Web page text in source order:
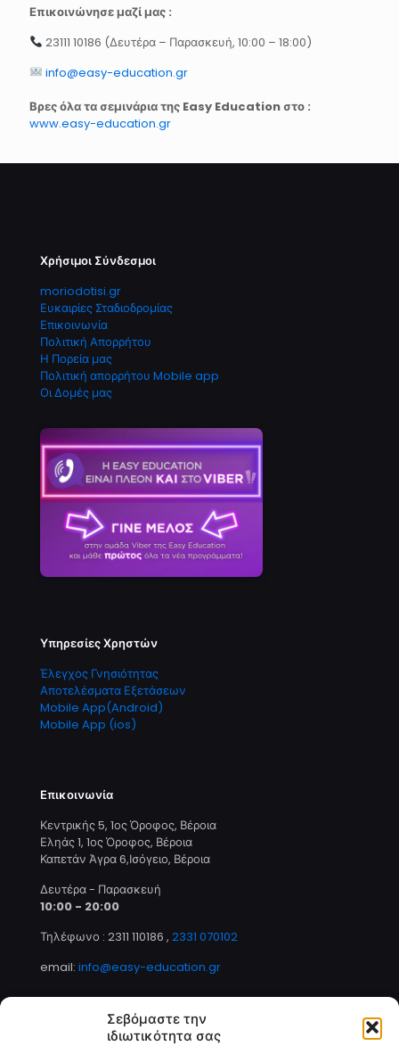
Σεβόμαστε την
ιδιωτικότητα σας
Επικοινώνησε μαζί μας :
23111 10186 (Δευτέρα – Παρασκευή, 10:00 – 18:00)
info@easy-education.gr
Βρες όλα τα σεμινάρια της Easy Education στο :
www.easy-education.gr
Χρήσιμοι Σύνδεσμοι
moriodotisi.gr
Ευκαιρίες Σταδιοδρομίας
Επικοινωνία
Πολιτική Απορρήτου
Η Πορεία μας
Πολιτική απορρήτου Mobile app
Οι Δομές μας
Υπηρεσίες Χρηστών
Έλεγχος Γνησιότητας
Αποτελέσματα Εξετάσεων
Mobile App(Android)
Mobile App (ios)
Επικοινωνία
Κεντρικής 5, 1ος Όροφος, Βέροια
Εληάς 1, 1ος Όροφος, Βέροια
Καπετάν Άγρα 6,Ισόγειο, Βέροια
Δευτέρα - Παρασκευή
10:00 - 20:00
Τηλέφωνο : 2311 110186 , 2331 070102
email: info@easy-education.gr
Τρόποι Πληρωμής